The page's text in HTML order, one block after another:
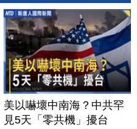
美以嚇壞中南海？中共罕
見5天「零共機」擾台